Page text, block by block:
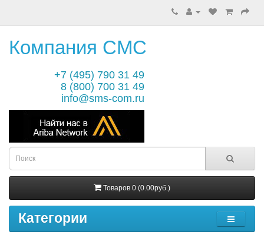
Компания СМС
+7 (495) 790 31 49
8 (800) 700 31 49
info@sms-com.ru
Товаров 0 (0.00руб.)
Категории